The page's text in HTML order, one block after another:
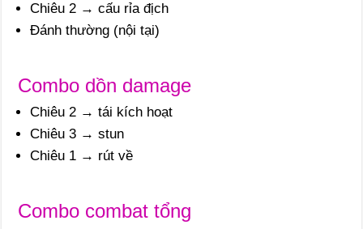
Chiêu 2 → cấu rỉa địch
Đánh thường (nội tại)
Combo dồn damage
Chiêu 2 → tái kích hoạt
Chiêu 3 → stun
Chiêu 1 → rút về
Combo combat tổng